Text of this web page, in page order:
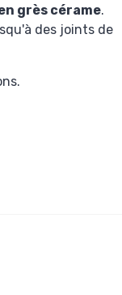
grès cérame.
des joints de